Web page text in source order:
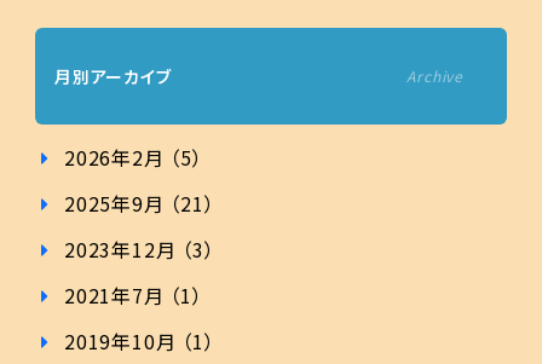
月別アーカイブ Archive
2026年2月 （5）
2025年9月 （21）
2023年12月 （3）
2021年7月 （1）
2019年10月 （1）